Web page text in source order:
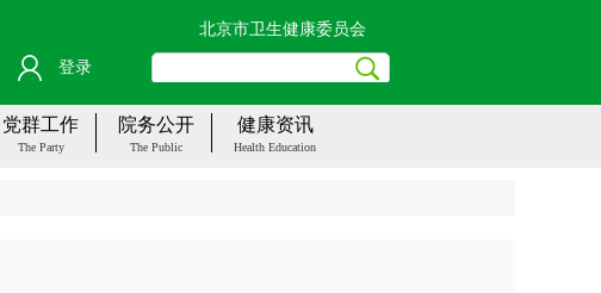
北京市卫生健康委员会
登录
党群工作
The Party
院务公开
The Public
健康资讯
Health Education